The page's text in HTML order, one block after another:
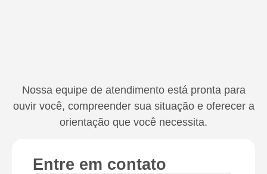
Nossa equipe de atendimento está pronta para
ouvir você, compreender sua situação e oferecer a
orientação que você necessita.
Entre em contato